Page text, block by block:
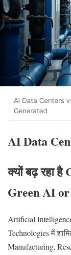
AI Data Centers
Generated
AI Data
क्यों बढ़ रहा
Green AI
Artificial
Technologies में
Manufacturing,